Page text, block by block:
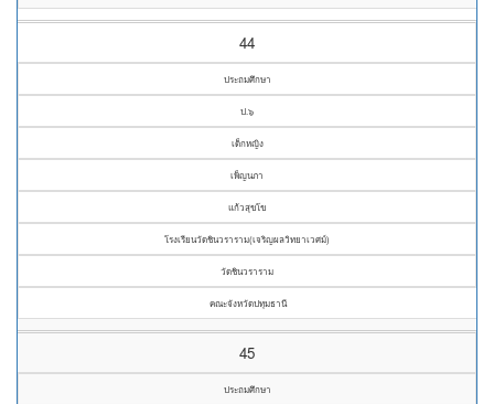
44
ประถมศึกษา
ป.๖
เด็กหญิง
เพ็ญนภา
แก้วสุขโข
โรงเรียนวัดชินวราราม(เจริญผลวิทยาเวศม์)
วัดชินวราราม
คณะจังหวัดปทุมธานี
45
ประถมศึกษา